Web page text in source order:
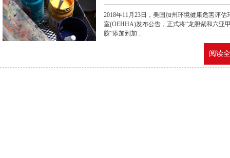
2018年11月23日，美国加州环境健康危害评估
室(OEHHA)发布公告，正式将“龙胆紫和六亚
胺”添加到加...
阅读